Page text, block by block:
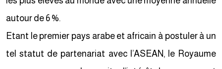
autour de 6 %.
Etant le premier pays arabe et africain à postuler à un
tel statut de partenariat avec l’ASEAN, le Royaume